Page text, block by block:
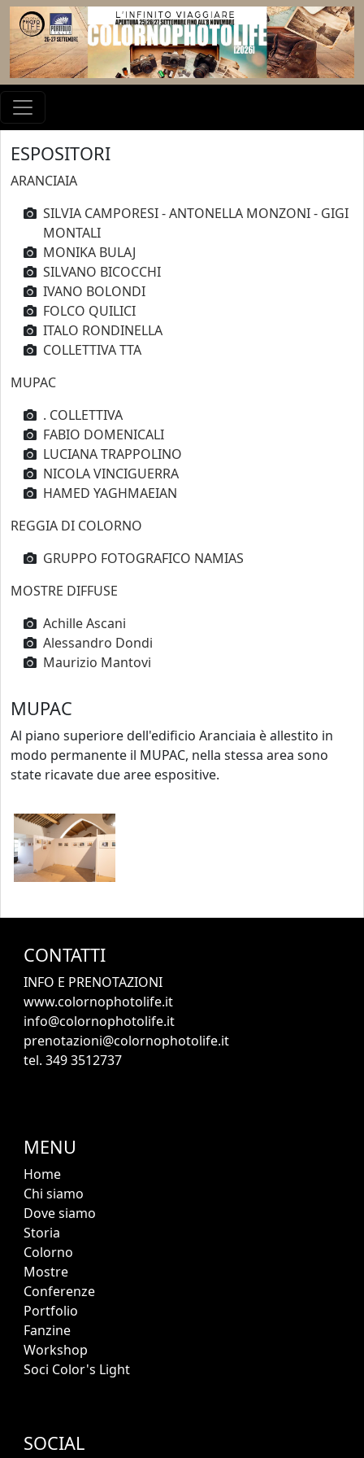
ESPOSITORI
ARANCIAIA
SILVIA CAMPORESI - ANTONELLA MONZONI - GIGI
MONTALI
MONIKA BULAJ
SILVANO BICOCCHI
IVANO BOLONDI
FOLCO QUILICI
ITALO RONDINELLA
COLLETTIVA TTA
MUPAC
. COLLETTIVA
FABIO DOMENICALI
LUCIANA TRAPPOLINO
NICOLA VINCIGUERRA
HAMED YAGHMAEIAN
REGGIA DI COLORNO
GRUPPO FOTOGRAFICO NAMIAS
MOSTRE DIFFUSE
Achille Ascani
Alessandro Dondi
Maurizio Mantovi
MUPAC
Al piano superiore dell'edificio Aranciaia è allestito in
modo permanente il MUPAC, nella stessa area sono
state ricavate due aree espositive.
CONTATTI
INFO E PRENOTAZIONI
www.colornophotolife.it
info@colornophotolife.it
prenotazioni@colornophotolife.it
tel. 349 3512737
MENU
Home
Chi siamo
Dove siamo
Storia
Colorno
Mostre
Conferenze
Portfolio
Fanzine
Workshop
Soci Color's Light
SOCIAL